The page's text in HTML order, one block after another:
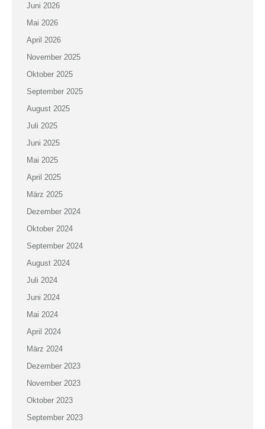
Juni 2026
Mai 2026
April 2026
November 2025
Oktober 2025
September 2025
August 2025
Juli 2025
Juni 2025
Mai 2025
April 2025
März 2025
Dezember 2024
Oktober 2024
September 2024
August 2024
Juli 2024
Juni 2024
Mai 2024
April 2024
März 2024
Dezember 2023
November 2023
Oktober 2023
September 2023